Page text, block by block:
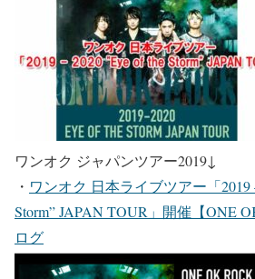
ワンオク ジャパンツアー2019↓
・ ワンオク 日本ライブツアー「2019
Storm” JAPAN TOUR」開催【ONE
ログ